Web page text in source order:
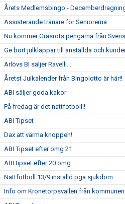
Årets Medlemsbingo -
Assisterande tränare för Seniorerna
Nu kommer Gräsrots pengarna från
Ge bort julklappar till anställda och
Arlövs BI säljer Ravelli...
Åretst Julkalender från Bingolotto är här!!
ABI säljer goda kakor
På fredag är det nattfotboll!!
ABI Tipset
Dax att värma knoppen!
ABI Tipset efter omg 21
ABI tipset efter 20 omg
Nattfotboll 13/9 inställd pga sjukdom
Info om Kronetorpsvallen från kommunen